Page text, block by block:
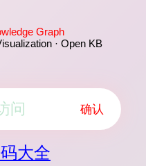
Graph
· Open KB
确认
大全